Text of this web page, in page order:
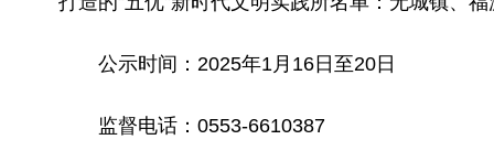
公示时间：2025年1月16日至20日
监督电话：0553-6610387